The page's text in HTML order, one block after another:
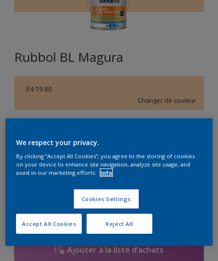
Rubbol BL Magura
E4.19.80
Changer de couleur
1L
Quantité Calculateur de peinture
Calculer
Ajouter à la liste d’achats
We respect your privacy.
By clicking “Accept All Cookies”, you agree to the storing of cookies
on your device to enhance site navigation, analyze site usage, and
assist in our marketing efforts.
Info
Cookies Settings
Reject All
Accept All Cookies